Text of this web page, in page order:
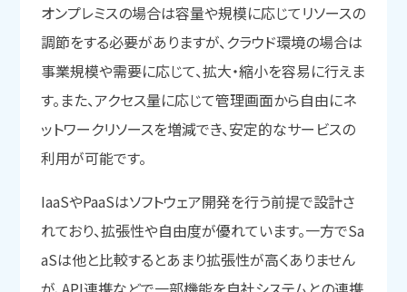
オンプレミスの場合は容量や規模に応じてリソースの
調節をする必要がありますが、クラウド環境の場合は
事業規模や需要に応じて、拡大・縮小を容易に行えま
す。また、アクセス量に応じて管理画面から自由にネ
ットワークリソースを増減でき、安定的なサービスの
利用が可能です。
IaaSやPaaSはソフトウェア開発を行う前提で設計さ
れており、拡張性や自由度が優れています。一方でSa
aSは他と比較するとあまり拡張性が高くありません